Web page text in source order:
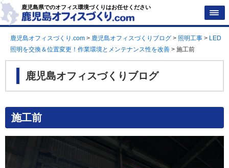
鹿児島県でのオフィス環境づくりはお任せください
鹿児島オフィスづくり.com > 鹿児島オフィスづくりブログ > 照明工事 > LED
照明を交換＆位置変更！作業環境とメンテナンス性を改善 > 施工前
鹿児島オフィスづくりブログ
施工前